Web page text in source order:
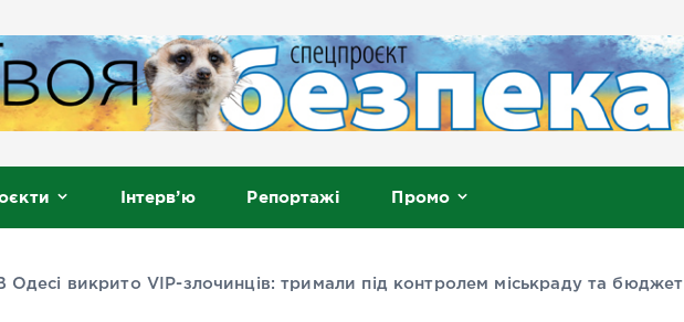
Інтерв’ю Репортажі Промо
Одесі викрито VIP-злочинців: тримали під контролем міськраду та бюджет